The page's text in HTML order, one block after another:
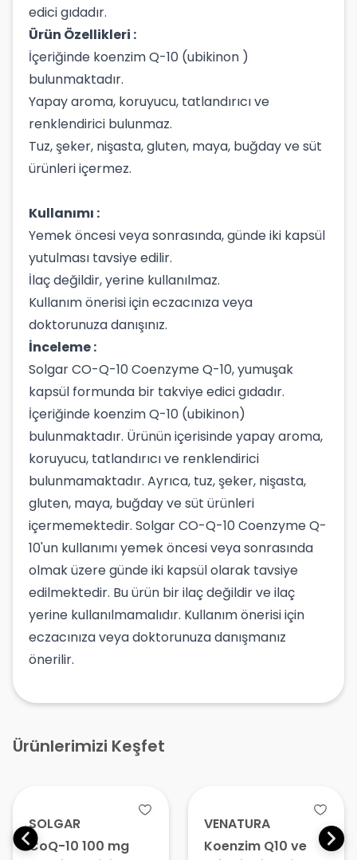
edici gıdadır.
Ürün Özellikleri :
İçeriğinde koenzim Q-10 (ubikinon )
bulunmaktadır.
Yapay aroma, koruyucu, tatlandırıcı ve
renklendirici bulunmaz.
Tuz, şeker, nişasta, gluten, maya, buğday ve süt
ürünleri içermez.
Kullanımı :
Yemek öncesi veya sonrasında, günde iki kapsül
yutulması tavsiye edilir.
İlaç değildir, yerine kullanılmaz.
Kullanım önerisi için eczacınıza veya
doktorunuza danışınız.
İnceleme :
Solgar CO-Q-10 Coenzyme Q-10, yumuşak
kapsül formunda bir takviye edici gıdadır.
İçeriğinde koenzim Q-10 (ubikinon)
bulunmaktadır. Ürünün içerisinde yapay aroma,
koruyucu, tatlandırıcı ve renklendirici
bulunmamaktadır. Ayrıca, tuz, şeker, nişasta,
gluten, maya, buğday ve süt ürünleri
içermemektedir. Solgar CO-Q-10 Coenzyme Q-
10'un kullanımı yemek öncesi veya sonrasında
olmak üzere günde iki kapsül olarak tavsiye
edilmektedir. Bu ürün bir ilaç değildir ve ilaç
yerine kullanılmamalıdır. Kullanım önerisi için
eczacınıza veya doktorunuza danışmanız
önerilir.
Ürünlerimizi Keşfet
VENATURA
Koenzim Q10 ve
LIPOZONE
Lipozomal Q10